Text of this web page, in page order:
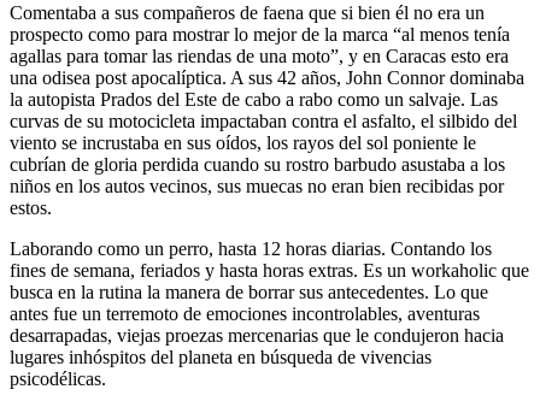
Comentaba a sus compañeros de faena que si bien él no era un
prospecto como para mostrar lo mejor de la marca “al menos tenía
agallas para tomar las riendas de una moto”, y en Caracas esto era
una odisea post apocalíptica. A sus 42 años, John Connor dominaba
la autopista Prados del Este de cabo a rabo como un salvaje. Las
curvas de su motocicleta impactaban contra el asfalto, el silbido del
viento se incrustaba en sus oídos, los rayos del sol poniente le
cubrían de gloria perdida cuando su rostro barbudo asustaba a los
niños en los autos vecinos, sus muecas no eran bien recibidas por
estos.
Laborando como un perro, hasta 12 horas diarias. Contando los
fines de semana, feriados y hasta horas extras. Es un workaholic que
busca en la rutina la manera de borrar sus antecedentes. Lo que
antes fue un terremoto de emociones incontrolables, aventuras
desarrapadas, viejas proezas mercenarias que le condujeron hacia
lugares inhóspitos del planeta en búsqueda de vivencias
psicodélicas.